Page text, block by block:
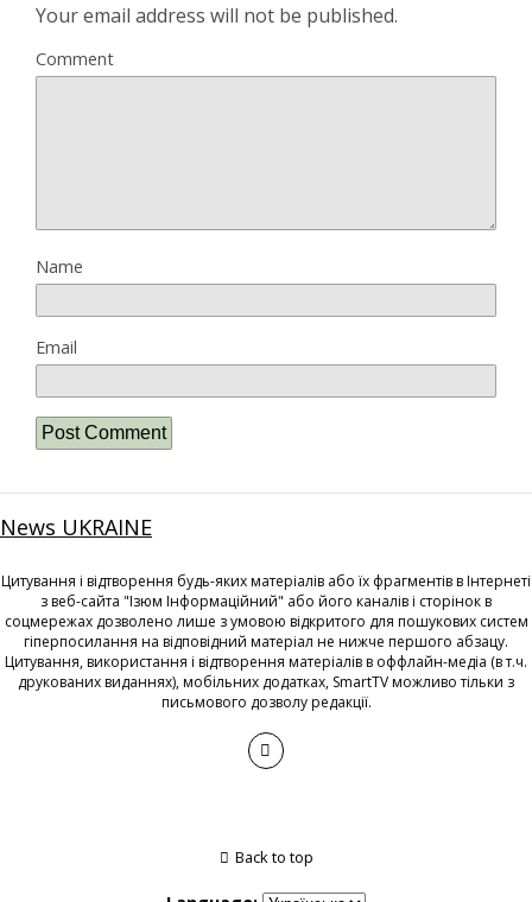
Your email address will not be published.
Comment
Name
Email
News UKRAINE
Цитування і відтворення будь-яких матеріалів або їх фрагментів в Інтернеті
з веб-сайта "Ізюм Інформаційний" або його каналів і сторінок в
соцмережах дозволено лише з умовою відкритого для пошукових систем
гіперпосилання на відповідний матеріал не нижче першого абзацу.
Цитування, використання і відтворення матеріалів в оффлайн-медіа (в т.ч.
друкованих виданнях), мобільних додатках, SmartTV можливо тільки з
письмового дозволу редакції.
Back to top